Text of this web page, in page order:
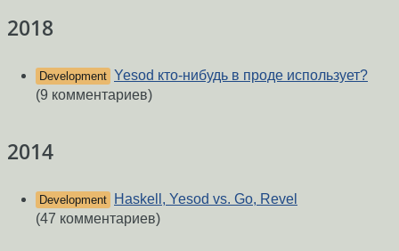
2018
Development Yesod кто-нибудь в проде использует?
(9 комментариев)
2014
Development
Haskell, Yesod vs. Go, Revel
(47 комментариев)